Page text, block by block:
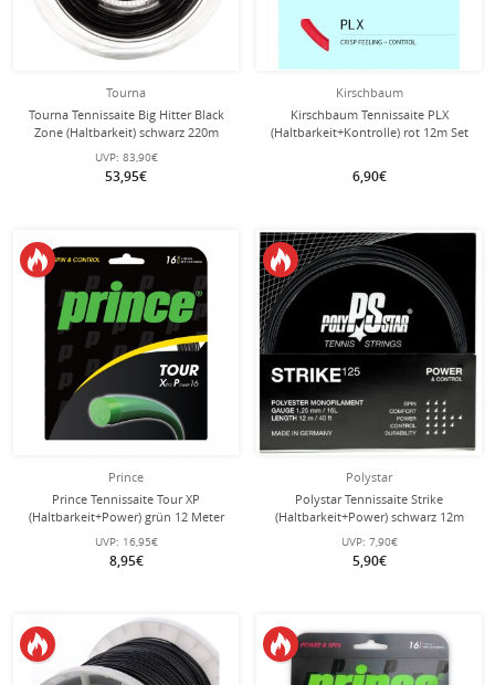
Tourna
Tourna Tennissaite Big Hitter Black
Zone (Haltbarkeit) schwarz 220m
Rolle
UVP: 83,90€
53,95€
Kirschbaum
Kirschbaum Tennissaite PLX
(Haltbarkeit+Kontrolle) rot 12m Set
6,90€
Prince
Prince Tennissaite Tour XP
(Haltbarkeit+Power) grün 12 Meter
Set
UVP: 16,95€
8,95€
Polystar
Polystar Tennissaite Strike
(Haltbarkeit+Power) schwarz 12m
Set
UVP: 7,90€
5,90€